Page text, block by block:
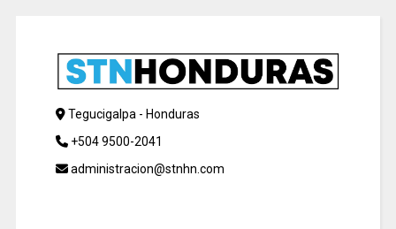
Tegucigalpa - Honduras
+504 9500-2041
administracion@stnhn.com